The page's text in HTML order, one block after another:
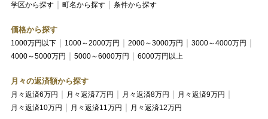
学区から探す 町名から探す 条件から探す
価格から探す
1000万円以下 1000～2000万円 2000～3000万円
3000～4000万円
4000～5000万円
5000～6000万円 6000万円以上
月々の返済額から探す
月々返済6万円 月々返済7万円 月々返済8万円
月々返済9万円
月々返済10万円
月々返済11万円 月々返済12万円